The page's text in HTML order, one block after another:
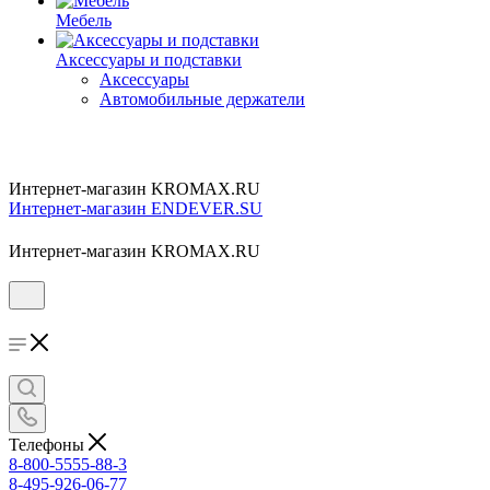
Мебель
Аксессуары и подставки
Аксессуары
Автомобильные держатели
Интернет-магазин KROMAX.RU
Интернет-магазин ENDEVER.SU
Интернет-магазин KROMAX.RU
Телефоны
8-800-5555-88-3
8-495-926-06-77